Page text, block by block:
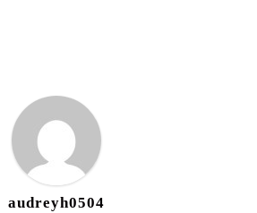
audreyh0504